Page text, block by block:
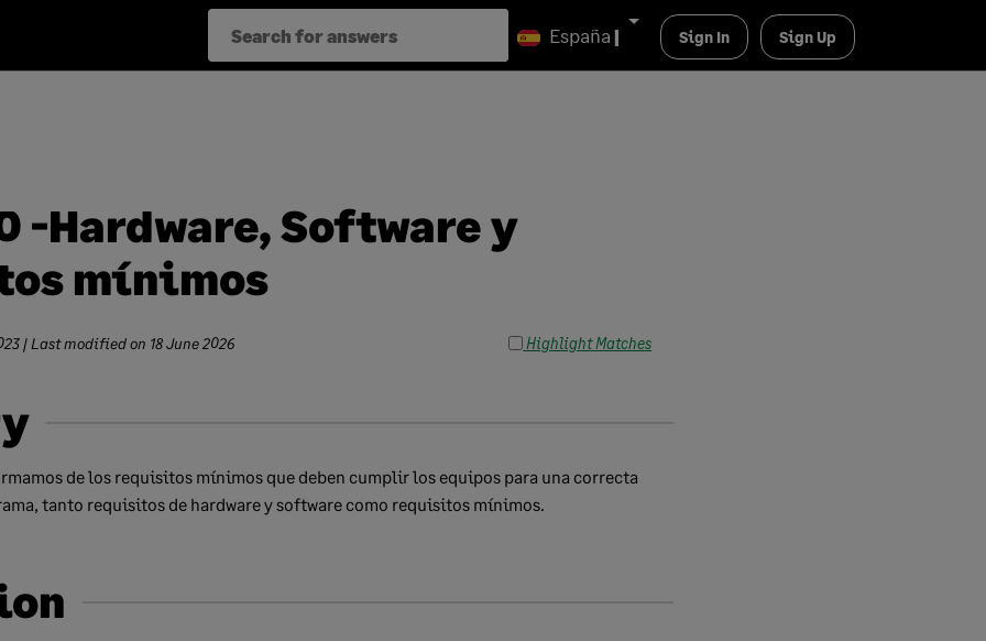
España | Sign In Sign Up
-Hardware, Software y
mínimos
| Last modified on 18 June 2026 Highlight Matches
de los requisitos mínimos que deben cumplir los equipos para una correcta
tanto requisitos de hardware y software como requisitos mínimos.